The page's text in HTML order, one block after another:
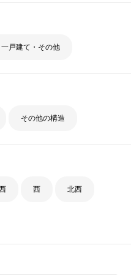
一戸建て・その他
その他の構造
西 北西
めておりますが 現在連携できて
お気軽にご相談ください。